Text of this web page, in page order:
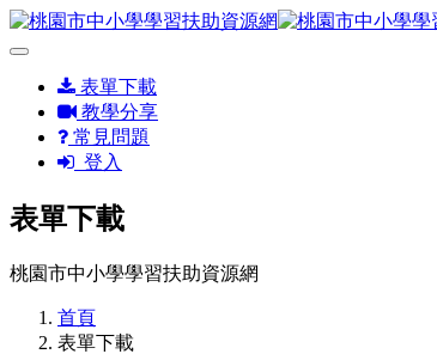
表單下載
教學分享
常見問題
登入
表單下載
桃園市中小學學習扶助資源網
首頁
表單下載